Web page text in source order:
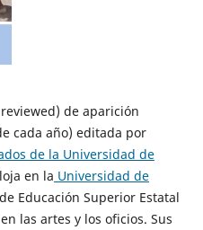
de aparición
cada año) editada por
de la Universidad de
en la Universidad de
Educación Superior Estatal
las artes y los oficios. Sus